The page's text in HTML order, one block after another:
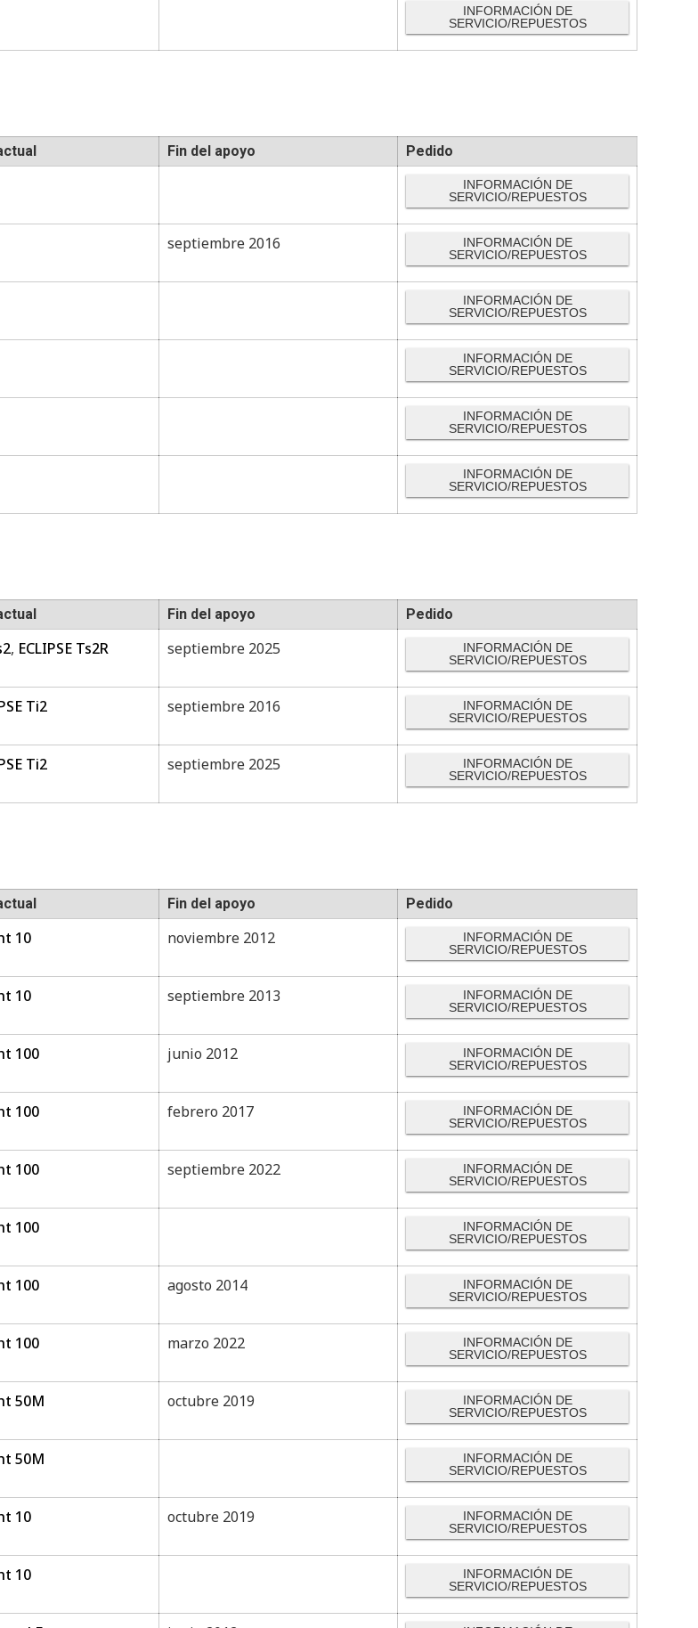
INFORMACIÓN DE
SERVICIO/REPUESTOS
Fin del apoyo
Pedido
INFORMACIÓN DE
SERVICIO/REPUESTOS
septiembre 2016
INFORMACIÓN DE
SERVICIO/REPUESTOS
INFORMACIÓN DE
SERVICIO/REPUESTOS
INFORMACIÓN DE
SERVICIO/REPUESTOS
INFORMACIÓN DE
SERVICIO/REPUESTOS
INFORMACIÓN DE
SERVICIO/REPUESTOS
Fin del apoyo
Pedido
, ECLIPSE Ts2R septiembre 2025
INFORMACIÓN DE
SERVICIO/REPUESTOS
Ti2 septiembre 2016
INFORMACIÓN DE
SERVICIO/REPUESTOS
Ti2 septiembre 2025
INFORMACIÓN DE
SERVICIO/REPUESTOS
Fin del apoyo
Pedido
10 noviembre 2012
INFORMACIÓN DE
SERVICIO/REPUESTOS
10 septiembre 2013
INFORMACIÓN DE
SERVICIO/REPUESTOS
100 junio 2012
INFORMACIÓN DE
SERVICIO/REPUESTOS
100 febrero 2017
INFORMACIÓN DE
SERVICIO/REPUESTOS
100 septiembre 2022
INFORMACIÓN DE
SERVICIO/REPUESTOS
100
INFORMACIÓN DE
SERVICIO/REPUESTOS
100 agosto 2014
INFORMACIÓN DE
SERVICIO/REPUESTOS
100 marzo 2022
INFORMACIÓN DE
SERVICIO/REPUESTOS
50M octubre 2019
INFORMACIÓN DE
SERVICIO/REPUESTOS
50M
INFORMACIÓN DE
SERVICIO/REPUESTOS
10 octubre 2019
INFORMACIÓN DE
SERVICIO/REPUESTOS
10
INFORMACIÓN DE
SERVICIO/REPUESTOS